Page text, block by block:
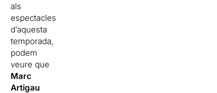
als
espectacles
d’aquesta
temporada,
podem
veure que
Marc
Artigau